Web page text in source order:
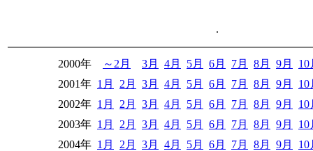
.
2000年 ～2月 3月 4月 5月 6月 7月 8月 9月
10
2001年 1月 2月 3月 4月 5月 6月 7月 8月 9月
10
2002年 1月 2月 3月 4月 5月 6月 7月 8月 9月
10
2003年 1月 2月 3月 4月 5月 6月 7月 8月 9月
10
2004年 1月 2月 3月 4月 5月 6月 7月 8月 9月
10